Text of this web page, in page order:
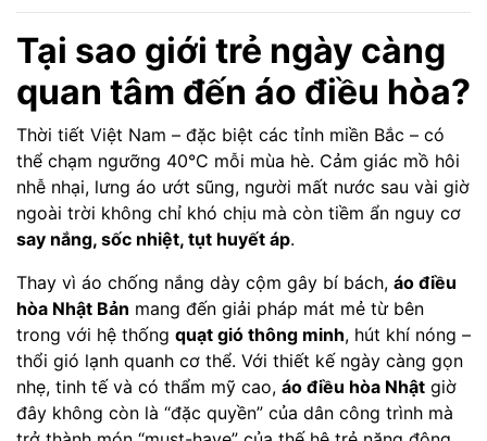
Tại sao giới trẻ ngày càng
quan tâm đến áo điều hòa?
Thời tiết Việt Nam – đặc biệt các tỉnh miền Bắc – có
thể chạm ngưỡng 40°C mỗi mùa hè. Cảm giác mồ hôi
nhễ nhại, lưng áo ướt sũng, người mất nước sau vài giờ
ngoài trời không chỉ khó chịu mà còn tiềm ẩn nguy cơ
say nắng, sốc nhiệt, tụt huyết áp.
Thay vì áo chống nắng dày cộm gây bí bách, áo điều
hòa Nhật Bản mang đến giải pháp mát mẻ từ bên
trong với hệ thống quạt gió thông minh, hút khí nóng –
thổi gió lạnh quanh cơ thể. Với thiết kế ngày càng gọn
nhẹ, tinh tế và có thẩm mỹ cao, áo điều hòa Nhật giờ
đây không còn là “đặc quyền” của dân công trình mà